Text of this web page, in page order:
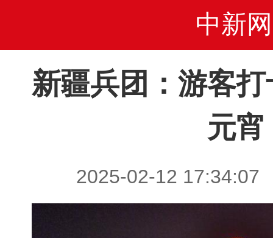
中新网
新疆兵团：游客
元宵
2025-02-12